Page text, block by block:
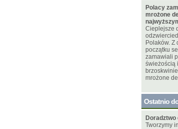
Polacy
mrożone
Cieplejsze
Polaków. Z
początku
zamawiali
świeżością
mrożone
Ostatnio
Tworzymy